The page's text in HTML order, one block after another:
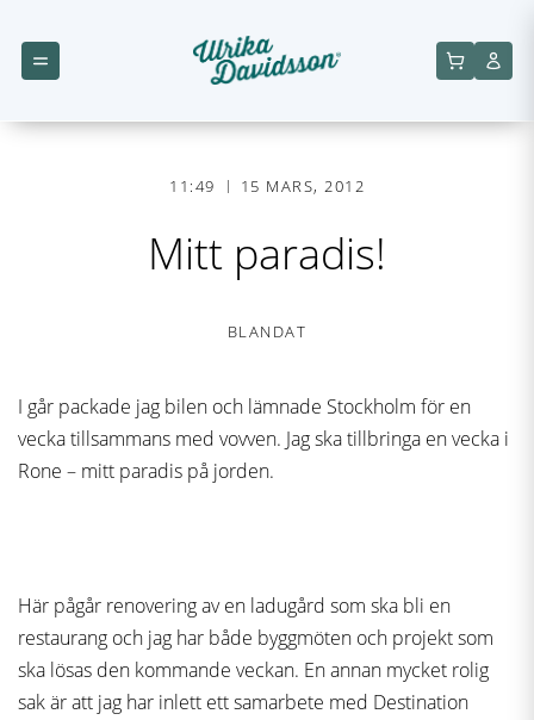
11:49 15 MARS, 2012
Mitt paradis!
BLANDAT
I går packade jag bilen och lämnade Stockholm för en
vecka tillsammans med vovven. Jag ska tillbringa en vecka i
Rone – mitt paradis på jorden.
Här pågår renovering av en ladugård som ska bli en
restaurang och jag har både byggmöten och projekt som
ska lösas den kommande veckan. En annan mycket rolig
sak är att jag har inlett ett samarbete med Destination